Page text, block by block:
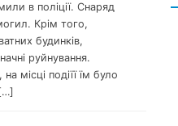
в поліції. Снаряд
Крім того,
будинків,
руйнування.
місці подіїї їм було